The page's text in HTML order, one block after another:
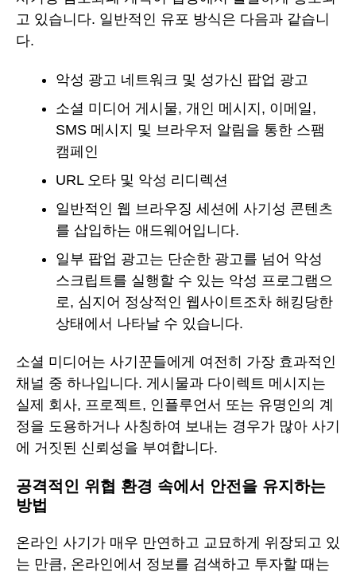
고 있습니다. 일반적인 유포 방식은 다음과 같습니
다.
악성 광고 네트워크 및 성가신 팝업 광고
소셜 미디어 게시물, 개인 메시지, 이메일,
SMS 메시지 및 브라우저 알림을 통한 스팸
캠페인
URL 오타 및 악성 리디렉션
일반적인 웹 브라우징 세션에 사기성 콘텐츠
를 삽입하는 애드웨어입니다.
일부 팝업 광고는 단순한 광고를 넘어 악성
스크립트를 실행할 수 있는 악성 프로그램으
로, 심지어 정상적인 웹사이트조차 해킹당한
상태에서 나타날 수 있습니다.
소셜 미디어는 사기꾼들에게 여전히 가장 효과적인
채널 중 하나입니다. 게시물과 다이렉트 메시지는
실제 회사, 프로젝트, 인플루언서 또는 유명인의 계
정을 도용하거나 사칭하여 보내는 경우가 많아 사기
에 거짓된 신뢰성을 부여합니다.
공격적인 위협 환경 속에서 안전을 유지하는
방법
온라인 사기가 매우 만연하고 교묘하게 위장되고 있
는 만큼, 온라인에서 정보를 검색하고 투자할 때는